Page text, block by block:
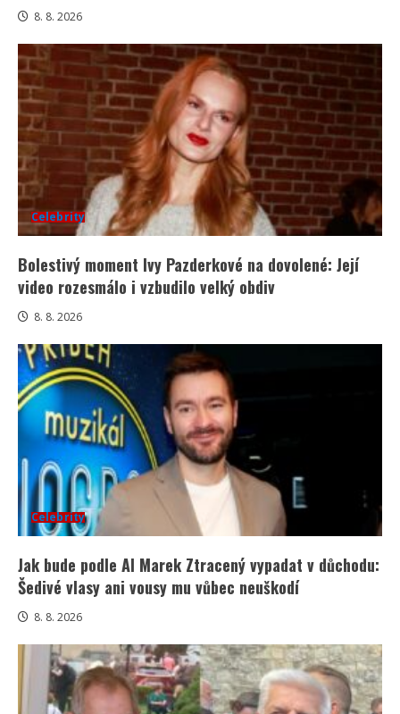
8. 8. 2026
Celebrity
Bolestivý moment Ivy Pazderkové na dovolené: Její
video rozesmálo i vzbudilo velký obdiv
8. 8. 2026
Celebrity
Jak bude podle AI Marek Ztracený vypadat v důchodu:
Šedivé vlasy ani vousy mu vůbec neuškodí
8. 8. 2026